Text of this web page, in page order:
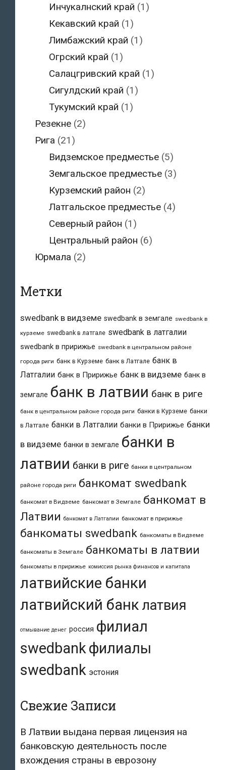
Инчукалнский край (1)
Кекавский край (1)
Лимбажский край (1)
Огрский край (1)
Салацгривский край (1)
Сигулдский край (1)
Тукумский край (1)
Резекне(2)
Рига (21)
Видземское предместье (5)
Земгальское предместье (3)
Курземский район (2)
Латгальское предместье (4)
Северный район (1)
Центральный район (6)
Юрмала (2)
Метки
swedbank в видземе swedbank в земгале swedbank в
курземе swedbank в латгале swedbank в латгалии
swedbank в пририжье swedbank в центральном районе
города риги банк в Курземе банк в Латгале банк в
Латгалии банк в Пририжье банк в видземе банк в
земгале банк в латвии банк в риге
банк в центральном районе города риги банки в Курземе банки
в Латгале банки в Латгалии банки в Пририжье банки
в видземе банки в земгале банки в
латвии банки в риге банки в центральном
районе города риги банкомат swedbank
банкомат в Видземе банкомат в Земгале банкомат в
Латвии банкомат в Латгалии банкомат в пририжье
банкоматы swedbank банкоматы в Видземе
банкоматы в Земгале банкоматы в латвии
банкоматы в пририжье комиссия рынка финансов и капитала
латвийские банки
латвийский банк латвия
отмывание денег россия филиал
swedbankфилиалы
swedbank эстония
Свежие Записи
В Латвии выдана первая лицензия на
банковскую деятельность после
вхождения страны в еврозону